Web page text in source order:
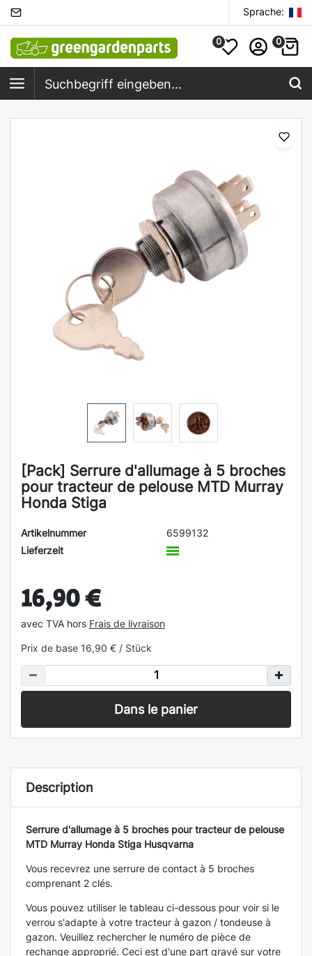
Sprache:
0 0
[Pack] Serrure d'allumage à 5 broches
pour tracteur de pelouse MTD Murray
Honda Stiga
Artikelnummer
6599132
Lieferzeit
16,90 €
avec TVA hors Frais de livraison
Prix de base 16,90 € / Stück
Dans le panier
Description
Serrure d'allumage à 5 broches pour tracteur de pelouse
MTD Murray Honda Stiga Husqvarna
Vous recevrez une serrure de contact à 5 broches
comprenant 2 clés.
Vous pouvez utiliser le tableau ci-dessous pour voir si le
verrou s'adapte à votre tracteur à gazon / tondeuse à
gazon. Veuillez rechercher le numéro de pièce de
rechange approprié. Ceci est d'une part gravé sur votre